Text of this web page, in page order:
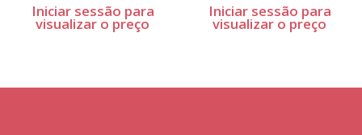
para Iniciar sessão para
visualizar o preço
Iniciar sessão
visualizar o